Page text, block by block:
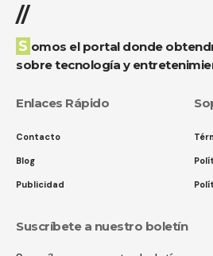
//
Somos el portal donde obtendrás las novedades
sobre tecnología y
Enlaces Rápido
Contacto
Blog
Publicidad
Suscríbete a nuestro boletín